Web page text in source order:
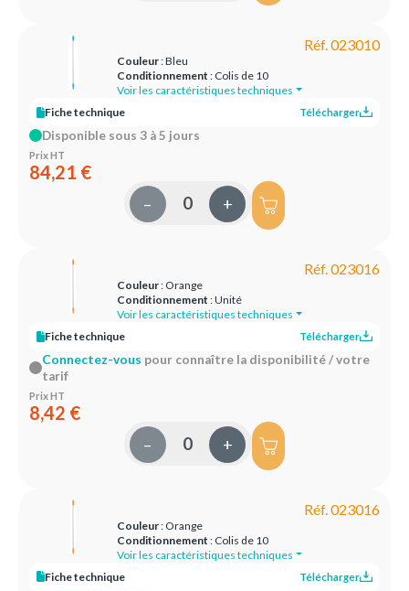
Réf. 023010
Couleur: Bleu
Conditionnement : Colis de 10
Voir les caractéristiques techniques
Fiche technique
Télécharger
Disponible sous 3 à 5 jours
Prix HT
84,21 €
– +
Réf. 023016
Couleur: Orange
Conditionnement : Unité
Voir les caractéristiques techniques
Fiche technique
Télécharger
Connectez-vous pour connaître la disponibilité / votre
tarif
Prix HT
8,42 €
– +
Réf. 023016
Couleur: Orange
Conditionnement : Colis de 10
Voir les caractéristiques techniques
Fiche technique
Télécharger